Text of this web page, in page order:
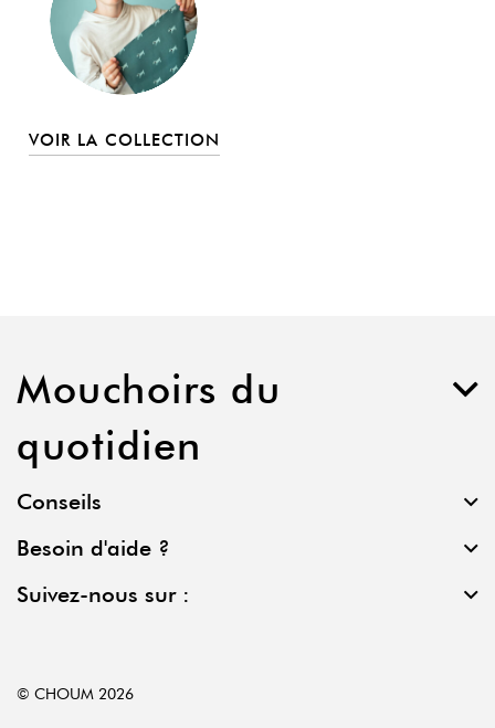
VOIR LA COLLECTION
Mouchoirs du
quotidien
Conseils
Besoin d'aide ?
Suivez-nous sur :
© CHOUM 2026